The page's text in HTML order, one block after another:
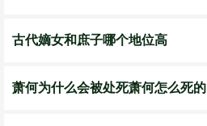
古代嫡女和庶子哪个地位高
​萧何为什么会被处死萧何怎么死的